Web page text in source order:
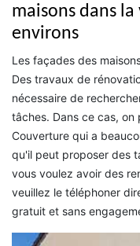
maisons dans
environs
Les façades des
Des travaux de
nécessaire de
tâches. Dans ce cas,
Couverture qui a
qu'il peut proposer des
vous voulez avoir des
veuillez le téléphoner
gratuit et sans